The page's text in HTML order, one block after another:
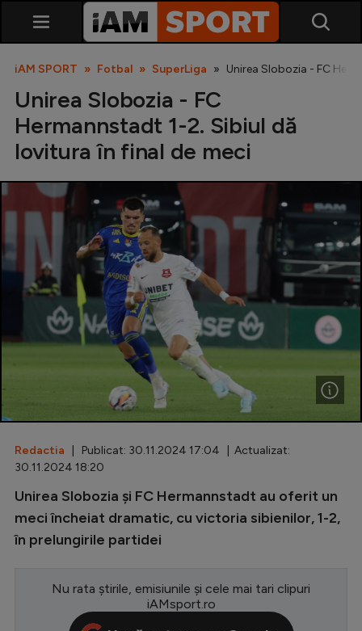
SuperLiga
Liga 2
Cupa României
Echipa Națională
U21
Fotbal feminin
Special
Diverse
Inedit
Europa League
Conference League
iAM SPORT Fotbal SuperLiga Unirea Slobozia - FC
Unirea Slobozia - FC
Hermannstadt 1-2. Sibiul dă
lovitura în final de meci
Redactia | Publicat: 30.11.2024 17:04 | Actualizat:
30.11.2024 18:20
Unirea Slobozia și FC Hermannstadt au oferit un
meci încheiat dramatic, cu victoria sibienilor, 1-2,
în prelungirile partidei
Nu rata știrile, emisiunile și cele mai tari clipuri
iAMsport.ro